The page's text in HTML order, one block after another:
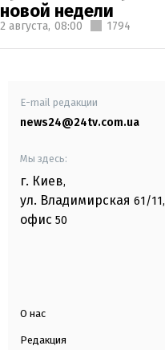
новой недели
2 августа, 08:00 1794
E-mail редакции
news24@24tv.com.ua
Мы здесь:
г. Киев,
ул. Владимирская 61/11,
офис 50
О нас
Редакция